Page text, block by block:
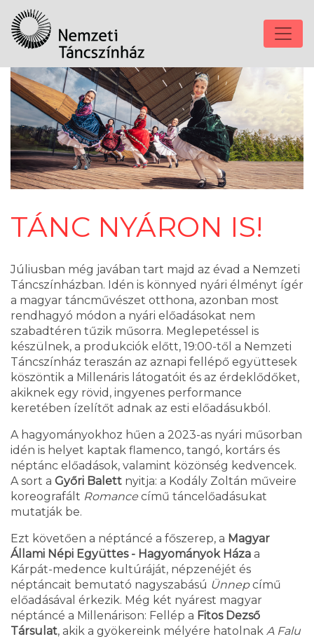
TÁNC NYÁRON IS!
Júliusban még javában tart majd az évad a Nemzeti
Táncszínházban. Idén is könnyed nyári élményt ígér
a magyar táncművészet otthona, azonban most
rendhagyó módon a nyári előadásokat nem
szabadtéren tűzik műsorra. Meglepetéssel is
készülnek, a produkciók előtt, 19:00-től a Nemzeti
Táncszínház teraszán az aznapi fellépő együttesek
köszöntik a Millenáris látogatóit és az érdeklődőket,
akiknek egy rövid, ingyenes performance
keretében ízelítőt adnak az esti előadásukból.
A hagyományokhoz hűen a 2023-as nyári műsorban
idén is helyet kaptak flamenco, tangó, kortárs és
néptánc előadások, valamint közönség kedvencek.
A sort a Győri Balett nyitja: a Kodály Zoltán műveire
koreografált Romance című táncelőadásukat
mutatják be.
Ezt követően a néptáncé a főszerep, a Magyar
Állami Népi Együttes - Hagyományok Háza a
Kárpát-medence kultúráját, népzenéjét és
néptáncait bemutató nagyszabású Ünnepcímű
előadásával érkezik. Még két nyárest magyar
néptáncé a Millenárison: Fellép a Fitos Dezső
Társulat, akik a gyökereink mélyére hatolnak A Falu